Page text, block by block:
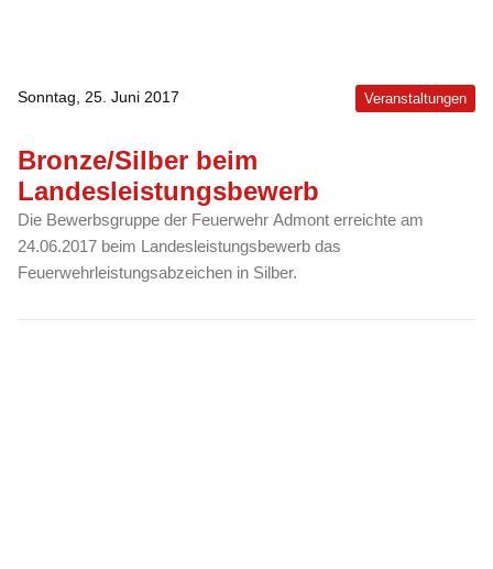
Sonntag, 25. Juni 2017 Veranstaltungen
Bronze/Silber beim
Landesleistungsbewerb
Die Bewerbsgruppe der Feuerwehr Admont erreichte am
24.06.2017 beim Landesleistungsbewerb das
Feuerwehrleistungsabzeichen in Silber.